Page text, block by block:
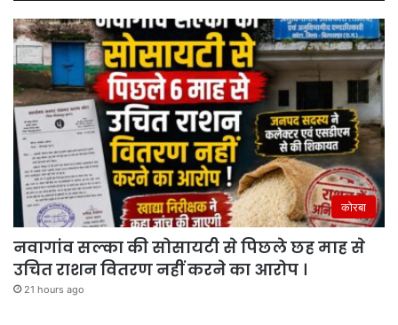
कोरबा
नवागांव सल्का की सोसायटी से पिछले छह माह से
उचित राशन वितरण नहीं करने का आरोप ।
21 hours ago